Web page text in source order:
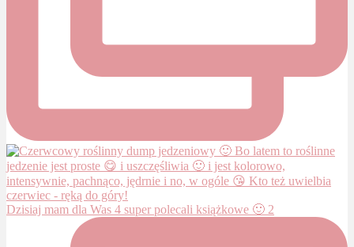
Dzisiaj mam dla Was 4 super polecali książkowe 🙂 2